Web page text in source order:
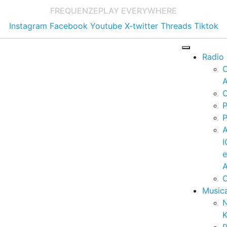
FREQUENZEPLAY EVERYWHERE
Instagram Facebook Youtube X-twitter Threads Tiktok
Radio
e